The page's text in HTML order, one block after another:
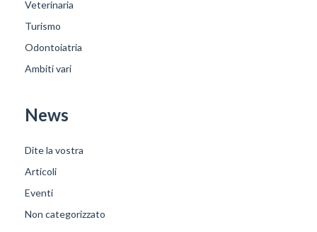
Veterinaria
Turismo
Odontoiatria
Ambiti vari
News
Dite la vostra
Articoli
Eventi
Non categorizzato